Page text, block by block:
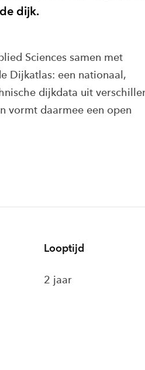
dijk.
Sciences samen met
Dijkatlas: een nationaal,
dijkdata uit
vormt daarmee een open
Looptijd
2 jaar